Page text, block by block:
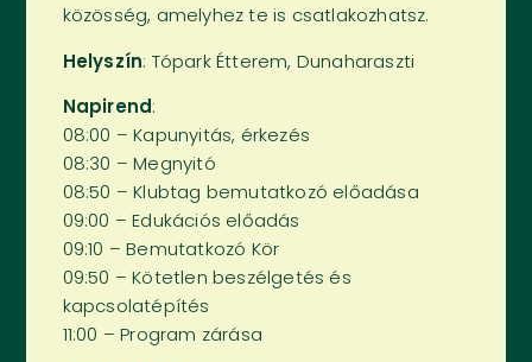
közösség, amelyhez te is csatlakozhatsz.
Helyszín: Tópark Étterem, Dunaharaszti
Napirend:
08:00 – Kapunyitás, érkezés
08:30 – Megnyitó
08:50 – Klubtag bemutatkozó előadása
09:00 – Edukációs előadás
09:10 – Bemutatkozó Kör
09:50 – Kötetlen beszélgetés és
kapcsolatépítés
11:00 – Program zárása